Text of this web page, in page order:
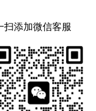
扫添加微信客服